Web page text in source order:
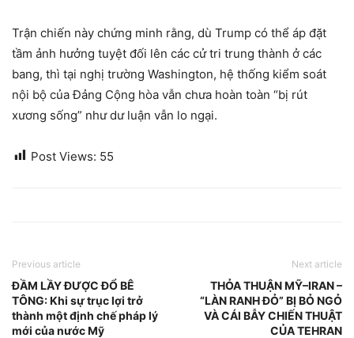
Trận chiến này chứng minh rằng, dù Trump có thể áp đặt
tầm ảnh hưởng tuyệt đối lên các cử tri trung thành ở các
bang, thì tại nghị trường Washington, hệ thống kiểm soát
nội bộ của Đảng Cộng hòa vẫn chưa hoàn toàn “bị rút
xương sống” như dư luận vẫn lo ngại.
Post Views: 55
Previous article
ĐẦM LẦY ĐƯỢC ĐỔ BÊ
TÔNG: Khi sự trục lợi trở
thành một định chế pháp lý
mới của nước Mỹ
Next article
THỎA THUẬN MỸ–IRAN –
“LÀN RANH ĐỎ” BỊ BỎ NGỎ
VÀ CÁI BẪY CHIẾN THUẬT
CỦA TEHRAN